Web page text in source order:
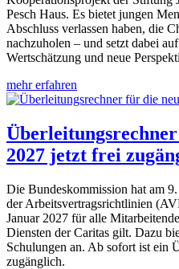
Pesch Haus. Es bietet jungen
Abschluss verlassen haben, die
nachzuholen – und setzt dabei
Wertschätzung und neue
mehr erfahren
2027 jetzt frei
Die Bundeskommission hat am
der Arbeitsvertragsrichtlinien
Januar 2027 für alle
Diensten der Caritas gilt. Dazu
Schulungen an. Ab sofort ist ein
zugänglich.